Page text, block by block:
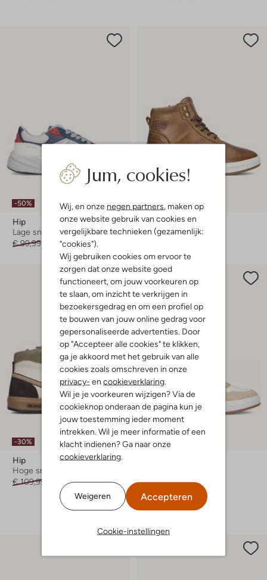
Jum, cookies!
Wij, en onze negen partners , maken op
onze website gebruik van cookies en
vergelijkbare technieken (gezamenlijk:
"cookies").
Wij gebruiken cookies om ervoor te
zorgen dat onze website goed
functioneert, om jouw voorkeuren op
te slaan, om inzicht te verkrijgen in
bezoekersgedrag en om een profiel op
te bouwen van jouw online gedrag voor
gepersonaliseerde advertenties. Door
op "Accepteer alle cookies" te klikken,
ga je akkoord met het gebruik van alle
cookies zoals omschreven in onze
privacy- en cookieverklaring
Wil je je voorkeuren wijzigen? Via de
cookieknop onderaan de pagina kun je
jouw toestemming ieder moment
intrekken. Wil je meer informatie of een
klacht indienen? Ga naar onze
cookieverklaring
Weigeren Accepteren
Cookie-instellingen
-50%
Hip
Lage sneakers
€ 99,99
€ 49,99
-20%
Hip
Hoge sneakers
-30%
Hip
Hoge sneakers
€ 109,99
€ 76,99
-30%
€ 99,99 € 69,99
+ meer kleuren